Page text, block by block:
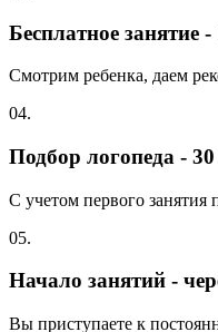
Бесплатное занятие -
Смотрим ребенка, даем
04.
Подбор логопеда -
С учетом первого занятия
05.
Начало занятий -
Вы приступаете к